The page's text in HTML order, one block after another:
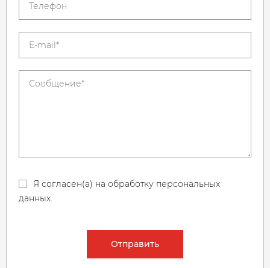
Я согласен(а) на обработку персональных
данных.
Отправить